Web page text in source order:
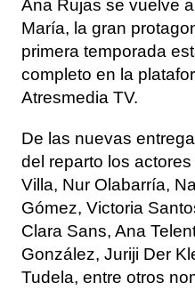
Ana Rujas se vuelve
María, la gran
primera temporada
completo en la
Atresmedia TV.
De las nuevas
del reparto los
Villa, Nur Olabarría,
Gómez, Victoria
Clara Sans, Ana
González, Juriji Der
Tudela, entre otros